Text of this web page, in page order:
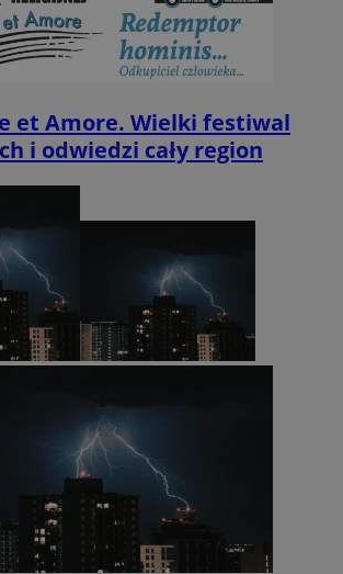
et Amore. Wielki festiwal
i odwiedzi cały region